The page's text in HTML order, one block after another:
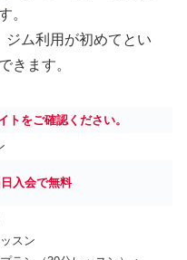
。
ジム利用が初めてとい
きます。
トをご確認ください。
入会で無料
スン